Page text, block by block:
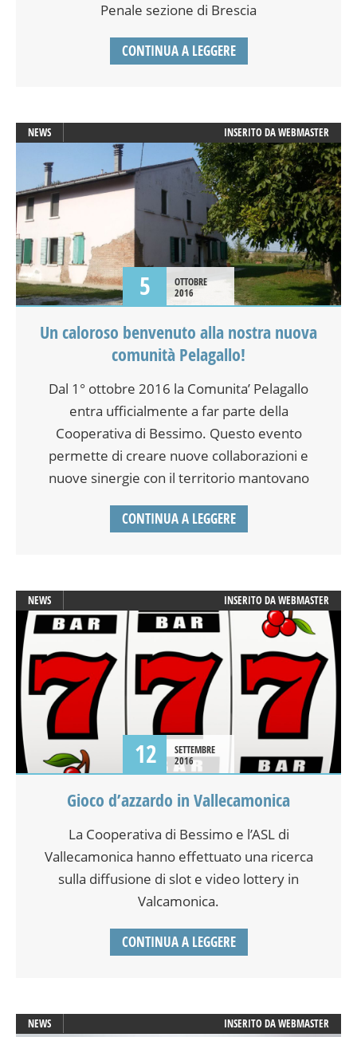
Penale sezione di Brescia
CONTINUA A LEGGERE
NEWS INSERITO DAWEBMASTER
5
OTTOBRE
2016
Un caloroso benvenuto alla nostra nuova
comunità Pelagallo!
Dal 1° ottobre 2016 la Comunita’ Pelagallo
entra ufficialmente a far parte della
Cooperativa di Bessimo. Questo evento
permette di creare nuove collaborazioni e
nuove sinergie con il territorio mantovano
CONTINUA A LEGGERE
NEWS INSERITO DAWEBMASTER
12
SETTEMBRE
2016
Gioco d’azzardo in Vallecamonica
La Cooperativa di Bessimo e l’ASL di
Vallecamonica hanno effettuato una ricerca
sulla diffusione di slot e video lottery in
Valcamonica.
CONTINUA A LEGGERE
NEWS INSERITO DAWEBMASTER